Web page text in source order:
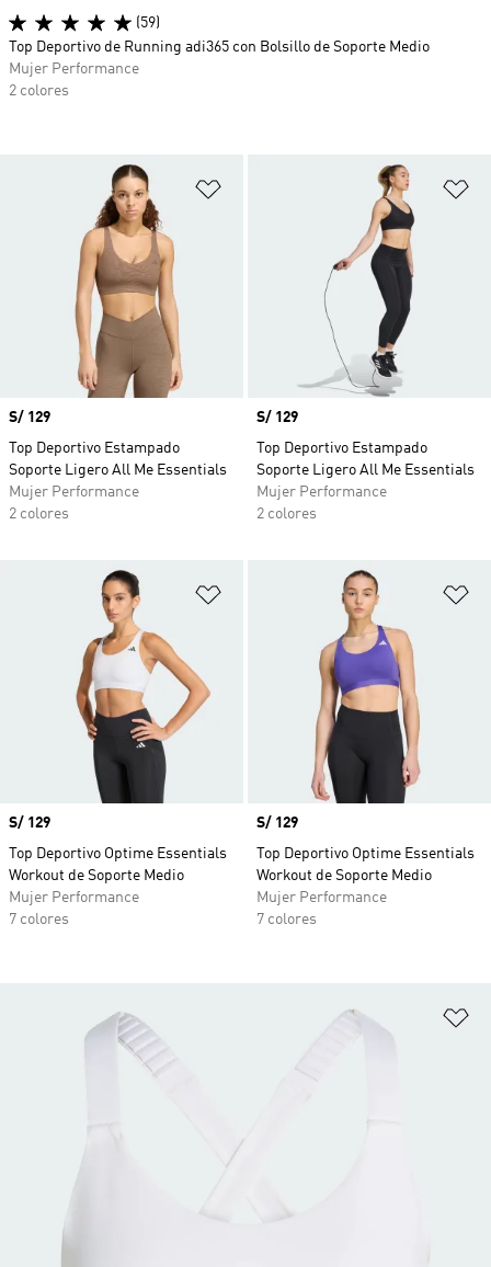
Añadir a la lista de deseos
Precio
S/ 129
Top Deportivo Estampado
Soporte Ligero All Me Essentials
Mujer Performance
2 colores
Precio
S/ 129
Top Deportivo Estampado
Soporte Ligero All Me Essentials
Mujer Performance
2 colores
Añadir a la lista de deseos
Precio
S/ 129
Top Deportivo Optime Essentials
Workout de Soporte Medio
Mujer Performance
7 colores
Precio
S/ 129
Top Deportivo Optime Essentials
Workout de Soporte Medio
Mujer Performance
7 colores
(59)
Top Deportivo de Running adi365 con Bolsillo de Soporte Medio
Mujer Performance
2 colores